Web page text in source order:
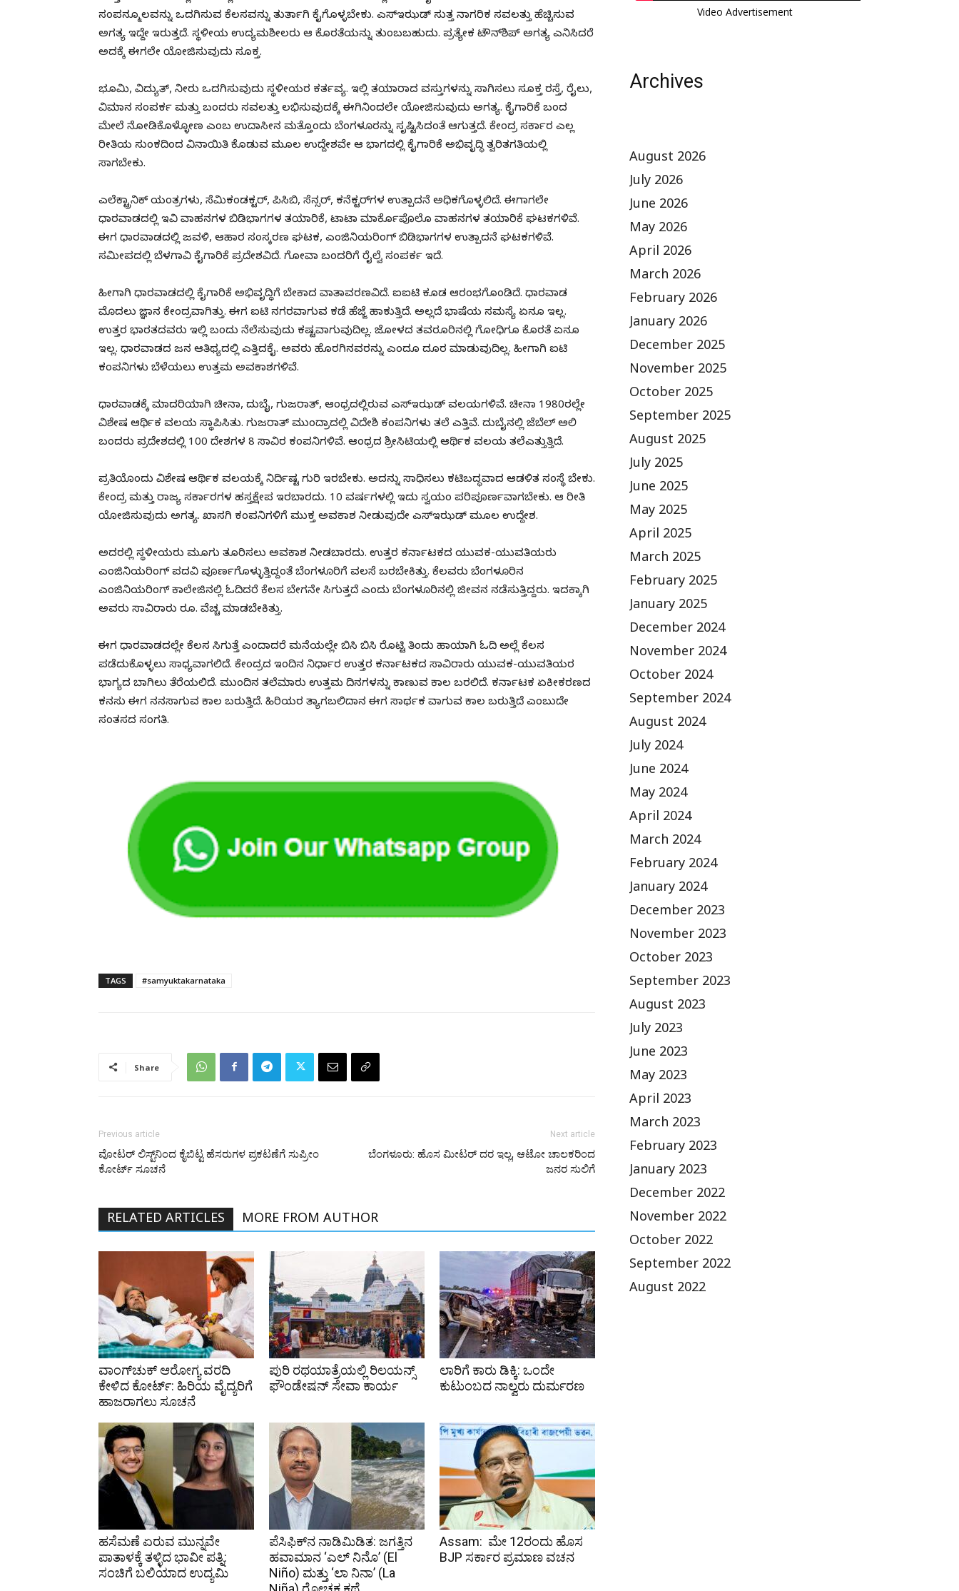
ಸಂಪನ್ಮೂಲವನ್ನು ಒದಗಿಸುವ ಕೆಲಸವನ್ನು ತುರ್ತಾಗಿ ಕೈಗೊಳ್ಳಬೇಕು. ಎಸ್‌ಇಝಡ್ ಸುತ್ತ ನಾಗರಿಕ ಸವಲತ್ತು ಹೆಚ್ಚಿಸುವ
ಅಗತ್ಯ ಇದ್ದೇ ಇರುತ್ತದೆ. ಸ್ಥಳೀಯ ಉದ್ಯಮಶೀಲರು ಆ ಕೊರತೆಯನ್ನು ತುಂಬಬಹುದು. ಪ್ರತ್ಯೇಕ ಟೌನ್‌ಶಿಪ್ ಅಗತ್ಯ ಎನಿಸಿದರೆ
ಅದಕ್ಕೆ ಈಗಲೇ ಯೋಜಿಸುವುದು ಸೂಕ್ತ.
ಭೂಮಿ, ವಿದ್ಯುತ್, ನೀರು ಒದಗಿಸುವುದು ಸ್ಥಳೀಯರ ಕರ್ತವ್ಯ. ಇಲ್ಲಿ ತಯಾರಾದ ವಸ್ತುಗಳನ್ನು ಸಾಗಿಸಲು ಸೂಕ್ತ ರಸ್ತೆ, ರೈಲು,
ವಿಮಾನ ಸಂಪರ್ಕ ಮತ್ತು ಬಂದರು ಸವಲತ್ತು ಲಭಿಸುವುದಕ್ಕೆ ಈಗಿನಿಂದಲೇ ಯೋಜಿಸುವುದು ಅಗತ್ಯ. ಕೈಗಾರಿಕೆ ಬಂದ
ಮೇಲೆ ನೋಡಿಕೊಳ್ಳೋಣ ಎಂಬ ಉದಾಸೀನ ಮತ್ತೊಂದು ಬೆಂಗಳೂರನ್ನು ಸೃಷ್ಟಿಸಿದಂತೆ ಆಗುತ್ತದೆ. ಕೇಂದ್ರ ಸರ್ಕಾರ ಎಲ್ಲ
ರೀತಿಯ ಸುಂಕದಿಂದ ವಿನಾಯಿತಿ ಕೊಡುವ ಮೂಲ ಉದ್ದೇಶವೇ ಆ ಭಾಗದಲ್ಲಿ ಕೈಗಾರಿಕೆ ಅಭಿವೃದ್ಧಿ ತ್ವರಿತಗತಿಯಲ್ಲಿ
ಸಾಗಬೇಕು.
ಎಲೆಕ್ಟ್ರಾನಿಕ್ ಯಂತ್ರಗಳು, ಸೆಮಿಕಂಡಕ್ಟರ್, ಪಿಸಿಬಿ, ಸೆನ್ಸರ್, ಕನೆಕ್ಟರ್‌ಗಳ ಉತ್ಪಾದನೆ ಅಧಿಕಗೊಳ್ಳಲಿದೆ. ಈಗಾಗಲೇ
ಧಾರವಾಡದಲ್ಲಿ ಇವಿ ವಾಹನಗಳ ಬಿಡಿಭಾಗಗಳ ತಯಾರಿಕೆ, ಟಾಟಾ ಮಾರ್ಕೊಪೊಲೊ ವಾಹನಗಳ ತಯಾರಿಕೆ ಘಟಕಗಳಿವೆ.
ಈಗ ಧಾರವಾಡದಲ್ಲಿ ಜವಳಿ, ಆಹಾರ ಸಂಸ್ಕರಣ ಘಟಕ, ಎಂಜಿನಿಯರಿಂಗ್ ಬಿಡಿಭಾಗಗಳ ಉತ್ಪಾದನೆ ಘಟಕಗಳಿವೆ.
ಸಮೀಪದಲ್ಲಿ ಬೆಳಗಾವಿ ಕೈಗಾರಿಕೆ ಪ್ರದೇಶವಿದೆ. ಗೋವಾ ಬಂದರಿಗೆ ರೈಲ್ವೆ ಸಂಪರ್ಕ ಇದೆ.
ಹೀಗಾಗಿ ಧಾರವಾಡದಲ್ಲಿ ಕೈಗಾರಿಕೆ ಅಭಿವೃದ್ಧಿಗೆ ಬೇಕಾದ ವಾತಾವರಣವಿದೆ. ಐಐಟಿ ಕೂಡ ಆರಂಭಗೊಂಡಿದೆ. ಧಾರವಾಡ
ಮೊದಲು ಜ್ಞಾನ ಕೇಂದ್ರವಾಗಿತ್ತು. ಈಗ ಐಟಿ ನಗರವಾಗುವ ಕಡೆ ಹೆಜ್ಜೆ ಹಾಕುತ್ತಿದೆ. ಅಲ್ಲದೆ ಭಾಷೆಯ ಸಮಸ್ಯೆ ಏನೂ ಇಲ್ಲ.
ಉತ್ತರ ಭಾರತದವರು ಇಲ್ಲಿ ಬಂದು ನೆಲೆಸುವುದು ಕಷ್ಟವಾಗುವುದಿಲ್ಲ. ಜೋಳದ ತವರೂರಿನಲ್ಲಿ ಗೋಧಿಗೂ ಕೊರತೆ ಏನೂ
ಇಲ್ಲ. ಧಾರವಾಡದ ಜನ ಆತಿಥ್ಯದಲ್ಲಿ ಎತ್ತಿದಕೈ. ಅವರು ಹೊರಗಿನವರನ್ನು ಎಂದೂ ದೂರ ಮಾಡುವುದಿಲ್ಲ. ಹೀಗಾಗಿ ಐಟಿ
ಕಂಪನಿಗಳು ಬೆಳೆಯಲು ಉತ್ತಮ ಅವಕಾಶಗಳಿವೆ.
ಧಾರವಾಡಕ್ಕೆ ಮಾದರಿಯಾಗಿ ಚೀನಾ, ದುಬೈ, ಗುಜರಾತ್, ಆಂಧ್ರದಲ್ಲಿರುವ ಎಸ್‌ಇಝಡ್ ವಲಯಗಳಿವೆ. ಚೀನಾ 1980ರಲ್ಲೇ
ವಿಶೇಷ ಆರ್ಥಿಕ ವಲಯ ಸ್ಥಾಪಿಸಿತು. ಗುಜರಾತ್ ಮುಂದ್ರಾದಲ್ಲಿ ವಿದೇಶಿ ಕಂಪನಿಗಳು ತಲೆ ಎತ್ತಿವೆ. ದುಬೈನಲ್ಲಿ ಜೆಬೆಲ್ ಅಲಿ
ಬಂದರು ಪ್ರದೇಶದಲ್ಲಿ 100 ದೇಶಗಳ 8 ಸಾವಿರ ಕಂಪನಿಗಳಿವೆ. ಆಂಧ್ರದ ಶ್ರೀಸಿಟಿಯಲ್ಲಿ ಆರ್ಥಿಕ ವಲಯ ತಲೆಎತ್ತುತ್ತಿದೆ.
ಪ್ರತಿಯೊಂದು ವಿಶೇಷ ಆರ್ಥಿಕ ವಲಯಕ್ಕೆ ನಿರ್ದಿಷ್ಟ ಗುರಿ ಇರಬೇಕು. ಅದನ್ನು ಸಾಧಿಸಲು ಕಟಿಬದ್ಧವಾದ ಆಡಳಿತ ಸಂಸ್ಥೆ ಬೇಕು.
ಕೇಂದ್ರ ಮತ್ತು ರಾಜ್ಯ ಸರ್ಕಾರಗಳ ಹಸ್ತಕ್ಷೇಪ ಇರಬಾರದು. 10 ವರ್ಷಗಳಲ್ಲಿ ಇದು ಸ್ವಯಂ ಪರಿಪೂರ್ಣವಾಗಬೇಕು. ಆ ರೀತಿ
ಯೋಜಿಸುವುದು ಅಗತ್ಯ. ಖಾಸಗಿ ಕಂಪನಿಗಳಿಗೆ ಮುಕ್ತ ಅವಕಾಶ ನೀಡುವುದೇ ಎಸ್‌ಇಝಡ್ ಮೂಲ ಉದ್ದೇಶ.
ಅದರಲ್ಲಿ ಸ್ಥಳೀಯರು ಮೂಗು ತೂರಿಸಲು ಅವಕಾಶ ನೀಡಬಾರದು. ಉತ್ತರ ಕರ್ನಾಟಕದ ಯುವಕ-ಯುವತಿಯರು
ಎಂಜಿನಿಯರಿಂಗ್ ಪದವಿ ಪೂರ್ಣಗೊಳ್ಳುತ್ತಿದ್ದಂತೆ ಬೆಂಗಳೂರಿಗೆ ವಲಸೆ ಬರಬೇಕಿತ್ತು. ಕೆಲವರು ಬೆಂಗಳೂರಿನ
ಎಂಜಿನಿಯರಿಂಗ್ ಕಾಲೇಜಿನಲ್ಲಿ ಓದಿದರೆ ಕೆಲಸ ಬೇಗನೇ ಸಿಗುತ್ತದೆ ಎಂದು ಬೆಂಗಳೂರಿನಲ್ಲಿ ಜೀವನ ನಡೆಸುತ್ತಿದ್ದರು. ಇದಕ್ಕಾಗಿ
ಅವರು ಸಾವಿರಾರು ರೂ. ವೆಚ್ಚ ಮಾಡಬೇಕಿತ್ತು.
ಈಗ ಧಾರವಾಡದಲ್ಲೇ ಕೆಲಸ ಸಿಗುತ್ತೆ ಎಂದಾದರೆ ಮನೆಯಲ್ಲೇ ಬಿಸಿ ಬಿಸಿ ರೊಟ್ಟಿ ತಿಂದು ಹಾಯಾಗಿ ಓದಿ ಅಲ್ಲೆ ಕೆಲಸ
ಪಡೆದುಕೊಳ್ಳಲು ಸಾಧ್ಯವಾಗಲಿದೆ. ಕೇಂದ್ರದ ಇಂದಿನ ನಿರ್ಧಾರ ಉತ್ತರ ಕರ್ನಾಟಕದ ಸಾವಿರಾರು ಯುವಕ-ಯುವತಿಯರ
ಭಾಗ್ಯದ ಬಾಗಿಲು ತೆರೆಯಲಿದೆ. ಮುಂದಿನ ತಲೆಮಾರು ಉತ್ತಮ ದಿನಗಳನ್ನು ಕಾಣುವ ಕಾಲ ಬರಲಿದೆ. ಕರ್ನಾಟಕ ಏಕೀಕರಣದ
ಕನಸು ಈಗ ನನಸಾಗುವ ಕಾಲ ಬರುತ್ತಿದೆ. ಹಿರಿಯರ ತ್ಯಾಗಬಲಿದಾನ ಈಗ ಸಾರ್ಥಕ ವಾಗುವ ಕಾಲ ಬರುತ್ತಿದೆ ಎಂಬುದೇ
ಸಂತಸದ ಸಂಗತಿ.
TAGS #samyuktakarnataka
Share
Previous article
ವೋಟರ್ ಲಿಸ್ಟ್‌ನಿಂದ ಕೈಬಿಟ್ಟ ಹೆಸರುಗಳ ಪ್ರಕಟಣೆಗೆ ಸುಪ್ರೀಂ
ಕೋರ್ಟ್ ಸೂಚನೆ
Next article
ಬೆಂಗಳೂರು: ಹೊಸ ಮೀಟರ್ ದರ ಇಲ್ಲ, ಆಟೋ ಚಾಲಕರಿಂದ
ಜನರ ಸುಲಿಗೆ
RELATED ARTICLES MORE FROM AUTHOR
ವಾಂಗ್‌ಚುಕ್ ಆರೋಗ್ಯ ವರದಿ
ಕೇಳಿದ ಕೋರ್ಟ್: ಹಿರಿಯ ವೈದ್ಯರಿಗೆ
ಹಾಜರಾಗಲು ಸೂಚನೆ
ಪುರಿ ರಥಯಾತ್ರೆಯಲ್ಲಿ ರಿಲಯನ್ಸ್
ಫೌಂಡೇಷನ್ ಸೇವಾ ಕಾರ್ಯ
ಲಾರಿಗೆ ಕಾರು ಡಿಕ್ಕಿ: ಒಂದೇ
ಕುಟುಂಬದ ನಾಲ್ವರು ದುರ್ಮರಣ
ಹಸೆಮಣೆ ಏರುವ ಮುನ್ನವೇ
ಪಾತಾಳಕ್ಕೆ ತಳ್ಳಿದ ಭಾವೀ ಪತ್ನಿ:
ಸಂಚಿಗೆ ಬಲಿಯಾದ ಉದ್ಯಮಿ
ಪೆಸಿಫಿಕ್‌ನ ನಾಡಿಮಿಡಿತ: ಜಗತ್ತಿನ
ಹವಾಮಾನ ‘ಎಲ್ ನಿನೊ’ (El
Niño) ಮತ್ತು ‘ಲಾ ನಿನಾ’ (La
Assam: ಮೇ 12ರಂದು ಹೊಸ
BJP ಸರ್ಕಾರ ಪ್ರಮಾಣ ವಚನ
Video Advertisement
Archives
August 2026
July 2026
June 2026
May 2026
April 2026
March 2026
February 2026
January 2026
December 2025
November 2025
October 2025
September 2025
August 2025
July 2025
June 2025
May 2025
April 2025
March 2025
February 2025
January 2025
December 2024
November 2024
October 2024
September 2024
August 2024
July 2024
June 2024
May 2024
April 2024
March 2024
February 2024
January 2024
December 2023
November 2023
October 2023
September 2023
August 2023
July 2023
June 2023
May 2023
April 2023
March 2023
February 2023
January 2023
December 2022
November 2022
October 2022
September 2022
August 2022